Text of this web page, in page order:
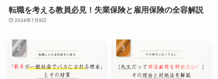
転職を考える教員必見！失業保険と雇用保険の全容解説
2024年7月9日